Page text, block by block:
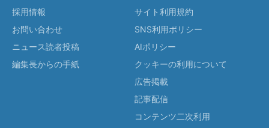
採用情報
お問い合わせ
ニュース読者投稿
編集長からの手紙
サイト利用規約
SNS利用ポリシー
AIポリシー
クッキーの利用について
広告掲載
記事配信
コンテンツ二次利用